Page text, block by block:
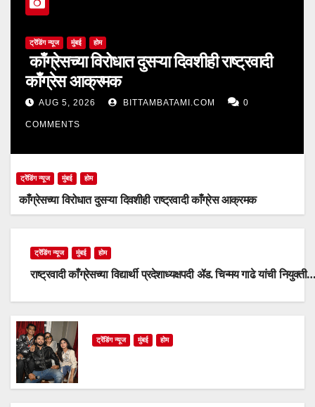
ट्रेंडिंग न्यूज मुंबई होम
काँग्रेसच्या विरोधात दुसऱ्या दिवशीही राष्ट्रवादी
काँग्रेस आक्रमक
AUG 5, 2026 BITTAMBATAMI.COM 0
COMMENTS
ट्रेंडिंग न्यूज मुंबई होम
काँग्रेसच्या विरोधात दुसऱ्या दिवशीही राष्ट्रवादी काँग्रेस आक्रमक
ट्रेंडिंग न्यूज मुंबई होम
राष्ट्रवादी काँग्रेसच्या विद्यार्थी प्रदेशाध्यक्षपदी ॲड. चिन्मय गाढे यांची नियुक्ती…
ट्रेंडिंग न्यूज मुंबई होम